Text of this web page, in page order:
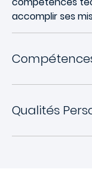
accomplir ses
Qualités